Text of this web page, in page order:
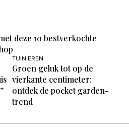
deze 10 bestverkochte
TUINIEREN
Groen geluk tot op de
vierkante centimeter:
ontdek de pocket garden-
trend